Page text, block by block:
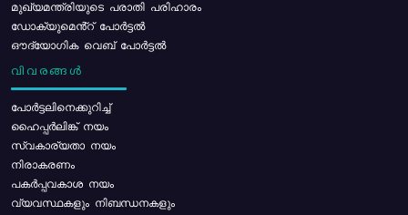
മുഖ്യമന്ത്രിയുടെ പരാതി പരിഹാരം
ഡോക്യുമെൻ്റ് പോർട്ടൽ
ഔദ്യോഗിക വെബ് പോർട്ടൽ
വിവരങ്ങൾ
പോര്‍ട്ടലിനെക്കുറിച്ച്
ഹൈപ്പർലിങ്ക് നയം
സ്വകാര്യതാ നയം
നിരാകരണം
പകർപ്പവകാശ നയം
വ്യവസ്ഥകളും നിബന്ധനകളും